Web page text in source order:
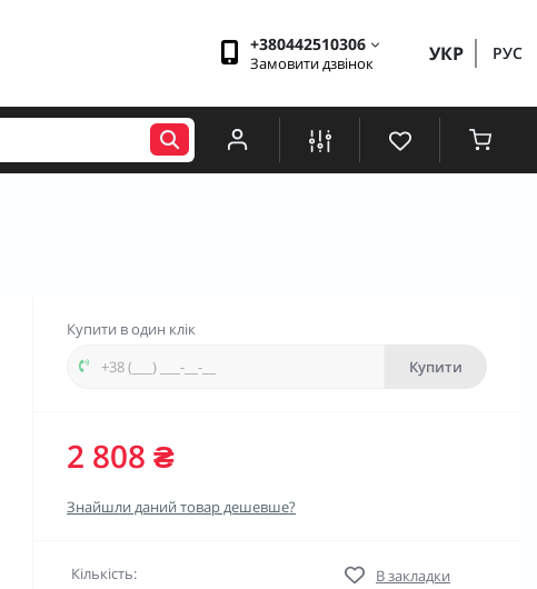
+380442510306
Замовити дзвінок УКР РУС
Купити в один клік
Купити
2 808 ₴
Знайшли даний товар дешевше?
Кількість:
В закладки